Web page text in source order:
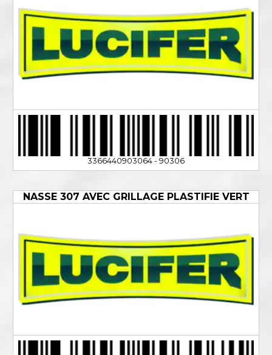
3366440903064 - 90306
NASSE 307 AVEC GRILLAGE PLASTIFIE VERT